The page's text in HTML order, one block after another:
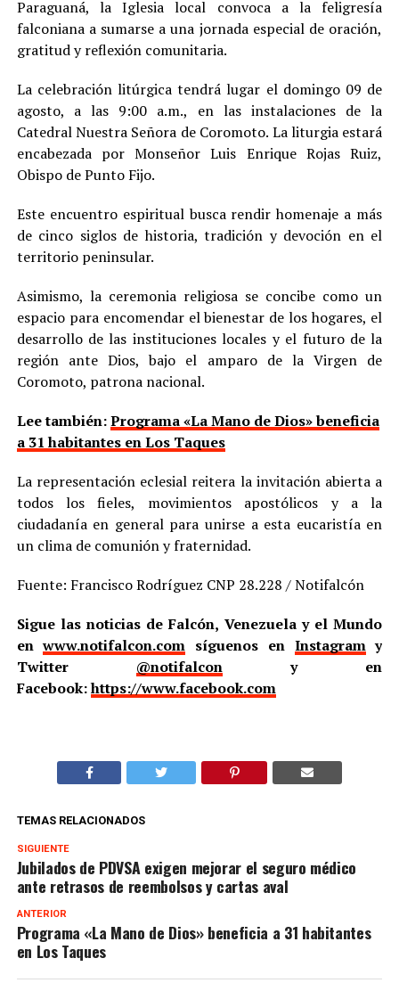
Paraguaná, la Iglesia local convoca a la feligresía
falconiana a sumarse a una jornada especial de oración,
gratitud y reflexión comunitaria.
La celebración litúrgica tendrá lugar el domingo 09 de
agosto, a las 9:00 a.m., en las instalaciones de la
Catedral Nuestra Señora de Coromoto. La liturgia estará
encabezada por Monseñor Luis Enrique Rojas Ruiz,
Obispo de Punto Fijo.
Este encuentro espiritual busca rendir homenaje a más
de cinco siglos de historia, tradición y devoción en el
territorio peninsular.
Asimismo, la ceremonia religiosa se concibe como un
espacio para encomendar el bienestar de los hogares, el
desarrollo de las instituciones locales y el futuro de la
región ante Dios, bajo el amparo de la Virgen de
Coromoto, patrona nacional.
Lee también:Programa «La Mano de Dios» beneficia
a 31 habitantes en Los Taques
La representación eclesial reitera la invitación abierta a
todos los fieles, movimientos apostólicos y a la
ciudadanía en general para unirse a esta eucaristía en
un clima de comunión y fraternidad.
Fuente: Francisco Rodríguez CNP 28.228 / Notifalcón
Sigue las noticias de Falcón, Venezuela y el Mundo
enwww.notifalcon.com síguenos en Instagramy
Twitter @notifalcony en
Facebook:https://www.facebook.com
TEMAS RELACIONADOS
SIGUIENTE
Jubilados de PDVSA exigen mejorar el seguro médico
ante retrasos de reembolsos y cartas aval
ANTERIOR
Programa «La Mano de Dios» beneficia a 31 habitantes
en Los Taques